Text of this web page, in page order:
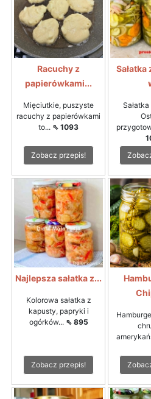
Racuchy z
papierówkami...
Mięciutkie, puszyste
racuchy z papierówkami
to... ⇖ 1093
Zobacz przepis!
Najlepsza sałatka z...
Kolorowa sałatka z
kapusty, papryki i
ogórków... ⇖ 895
Zobacz przepis!